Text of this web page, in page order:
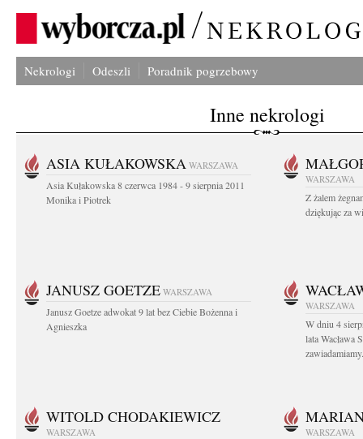
Nekrologi Odeszli Poradnik pogrzebowy
Inne nekrologi
ASIA KUŁAKOWSKA WARSZAWA
Asia Kułakowska 8 czerwca 1984 - 9 sierpnia 2011
Monika i Piotrek
WARSZAWA
Z żalem
dziękując za
JANUSZ GOETZE WARSZAWA
Janusz Goetze adwokat 9 lat bez Ciebie Bożenna i
Agnieszka
WARSZAWA
W dniu 4
lata Wacława
WITOLD CHODAKIEWICZ
WARSZAWA WARSZAWA